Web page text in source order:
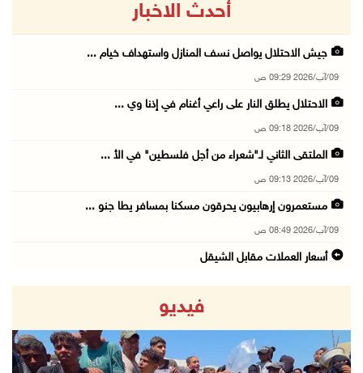
أحدث الاخبار
جيش الاحتلال يواصل نسف المنازل واستهداف خيام ...
09/آب/2026 09:29 ص
الاحتلال يطلق النار على راعي أغنام في إذنا وي ...
09/آب/2026 09:18 ص
الملتقى الثاني لـ"شعراء من أجل فلسطين" في الأ ...
09/آب/2026 09:13 ص
مستعمرون إرهابيون يحرقون مسكنا بمسافر يطا جنو ...
09/آب/2026 08:49 ص
أسعار العملات مقابل الشيقل
الاحتلال يقتحم عدة قرى في نابلس ويداهم منازل ...
09/آب/2026 08:36 ص
أبرز عناوين الصحف الفلسطينية
فيديو